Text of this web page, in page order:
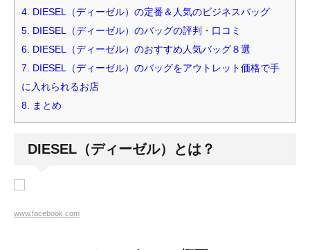
4. DIESEL（ディーゼル）の定番＆人気のビジネスバッグ
5. DIESEL（ディーゼル）のバッグの評判・口コミ
6. DIESEL（ディーゼル）のおすすめ人気バッグ８選
7. DIESEL（ディーゼル）のバッグをアウトレット価格で手
に入れられるお店
8. まとめ
DIESEL（ディーゼル）とは？
www.facebook.com